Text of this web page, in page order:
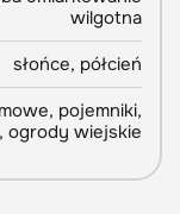
wilgotna
słońce, półcień
pojemniki,
ogrody wiejskie